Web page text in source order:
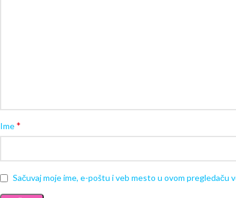
Ime*
Sačuvaj moje ime, e-poštu i veb mesto u ovom pregledaču